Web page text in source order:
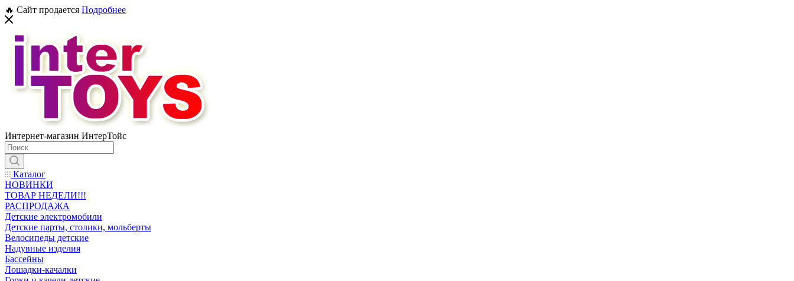
🔥 Сайт продается Подробнее
Интернет-магазин ИнтерТойс
Каталог
НОВИНКИ
ТОВАР НЕДЕЛИ!!!
РАСПРОДАЖА
Детские электромобили
Детские парты, столики, мольберты
Велосипеды детские
Надувные изделия
Бассейны
Лошадки-качалки